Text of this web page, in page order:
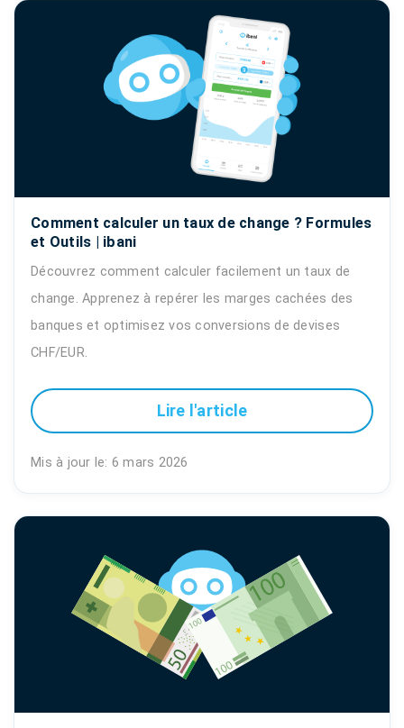
Comment calculer un taux de change ? Formules
et Outils | ibani
Découvrez comment calculer facilement un taux de
change. Apprenez à repérer les marges cachées des
banques et optimisez vos conversions de devises
CHF/EUR.
Lire l'article
Mis à jour le: 6 mars 2026